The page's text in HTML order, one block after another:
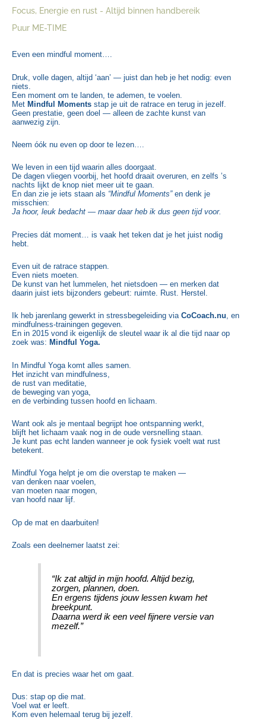
Focus, Energie en rust - Altijd binnen handbereik
Puur ME-TIME
Even een mindful moment….
Druk, volle dagen, altijd ‘aan’ — juist dan heb je het nodig: even
niets.
Een moment om te landen, te ademen, te voelen.
Met Mindful Moments stap je uit de ratrace en terug in jezelf.
Geen prestatie, geen doel — alleen de zachte kunst van
aanwezig zijn.
Neem óók nu even op door te lezen….
We leven in een tijd waarin alles doorgaat.
De dagen vliegen voorbij, het hoofd draait overuren, en zelfs ’s
nachts lijkt de knop niet meer uit te gaan.
En dan zie je iets staan als “Mindful Moments”en denk je
misschien:
Ja hoor, leuk bedacht — maar daar heb ik dus geen tijd voor.
Precies dát moment… is vaak het teken dat je het juist nodig
hebt.
Even uit de ratrace stappen.
Even niets moeten.
De kunst van het lummelen, het nietsdoen — en merken dat
daarin juist iets bijzonders gebeurt: ruimte. Rust. Herstel.
Ik heb jarenlang gewerkt in stressbegeleiding via CoCoach.nu, en
mindfulness-trainingen gegeven.
En in 2015 vond ik eigenlijk de sleutel waar ik al die tijd naar op
zoek was: Mindful Yoga.
In Mindful Yoga komt alles samen.
Het inzicht van mindfulness,
de rust van meditatie,
de beweging van yoga,
en de verbinding tussen hoofd en lichaam.
Want ook als je mentaal begrijpt hoe ontspanning werkt,
blijft het lichaam vaak nog in de oude versnelling staan.
Je kunt pas echt landen wanneer je ook fysiek voelt wat rust
betekent.
Mindful Yoga helpt je om die overstap te maken —
van denken naar voelen,
van moeten naar mogen,
van hoofd naar lijf.
Op de mat en daarbuiten!
Zoals een deelnemer laatst zei:
“Ik zat altijd in mijn hoofd. Altijd bezig,
zorgen, plannen, doen.
En ergens tijdens jouw lessen kwam het
breekpunt.
Daarna werd ik een veel fijnere versie van
mezelf.”
En dat is precies waar het om gaat.
Dus: stap op die mat.
Voel wat er leeft.
Kom even helemaal terug bij jezelf.